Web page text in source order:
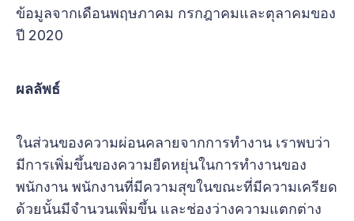
ข้อมูลจากเดือนพฤษภาคม กรกฎาคมและตุลาคมของ
ปี 2020
ผลลัพธ์
ในส่วนของความผ่อนคลายจากการทำงาน เราพบว่า
มีการเพิ่มขึ้นของความยืดหยุ่นในการทำงานของ
พนักงาน พนักงานที่มีความสุขในขณะที่มีความเครียด
ด้วยนั้นมีจำนวนเพิ่มขึ้น และช่องว่างความแตกต่าง